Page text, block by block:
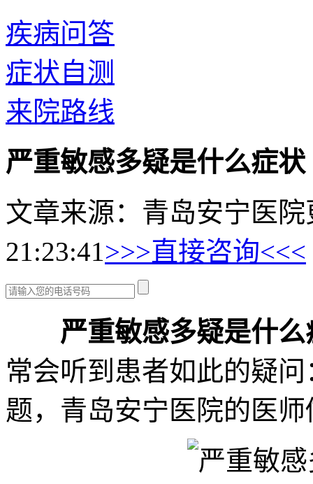
疾病问答
症状自测
来院路线
严重敏感多疑是什么症状
文章来源：青岛安宁医院
21:23:41>>>直接咨询<<<
严重敏感多疑是什么
常会听到患者如此的疑
题，青岛安宁医院的医